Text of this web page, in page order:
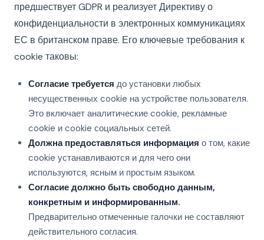
предшествует GDPR и реализует Директиву о
конфиденциальности в электронных коммуникациях
ЕС в британском праве. Его ключевые требования к
cookie таковы:
Согласие требуется до установки любых
несущественных cookie на устройстве пользователя.
Это включает аналитические cookie, рекламные
cookie и cookie социальных сетей.
Должна предоставляться информация о том, какие
cookie устанавливаются и для чего они
используются, ясным и простым языком.
Согласие должно быть свободно данным,
конкретным и информированным.
Предварительно отмеченные галочки не составляют
действительного согласия.